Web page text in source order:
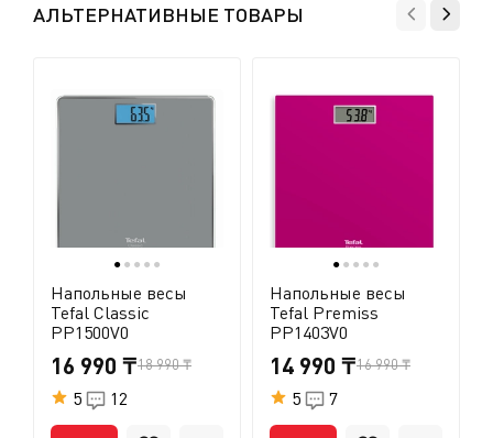
АЛЬТЕРНАТИВНЫЕ ТОВАРЫ
● ● ● ● ●
Напольные весы
Tefal Classic
PP1500V0
16 990 ₸18 990 ₸
5 12
● ● ● ● ●
Напольные весы
Tefal Premiss
PP1403V0
14 990 ₸16 990 ₸
5 7